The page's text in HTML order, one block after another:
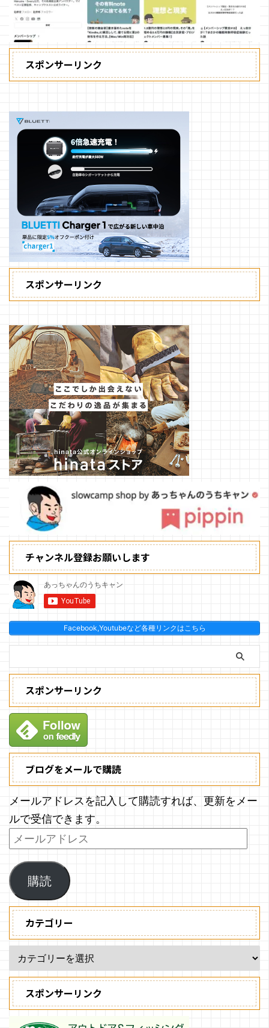
スポンサーリンク
スポンサーリンク
チャンネル登録お願いします
Facebook,Youtubeなど各種リンクはこちら
スポンサーリンク
ブログをメールで購読
メールアドレスを記入して購読すれば、更新をメー
ルで受信できます。
購読
カテゴリー
スポンサーリンク